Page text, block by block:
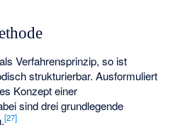
Verfahrensprinzip, so ist
strukturierbar. Ausformuliert
Konzept einer
sind drei grundlegende
[27]